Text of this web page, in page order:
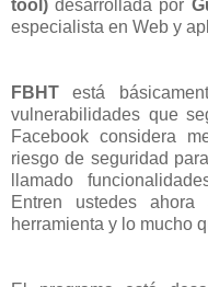
tool) desarrollada por
especialista en Web y
FBHT está
vulnerabilidades que
Facebook considera
riesgo de seguridad
llamado
Entren ustedes
herramienta y lo mucho